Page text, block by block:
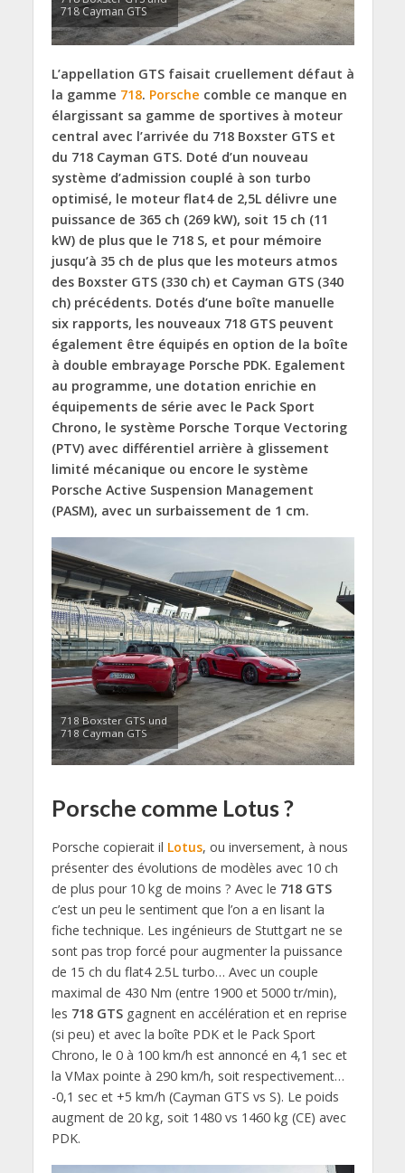
718 Cayman GTS
L’appellation GTS faisait cruellement défaut à
la gamme 718. Porsche comble ce manque en
élargissant sa gamme de sportives à moteur
central avec l’arrivée du 718 Boxster GTS et
du 718 Cayman GTS. Doté d’un nouveau
système d’admission couplé à son turbo
optimisé, le moteur flat4 de 2,5L délivre une
puissance de 365 ch (269 kW), soit 15 ch (11
kW) de plus que le 718 S, et pour mémoire
jusqu’à 35 ch de plus que les moteurs atmos
des Boxster GTS (330 ch) et Cayman GTS (340
ch) précédents. Dotés d’une boîte manuelle
six rapports, les nouveaux 718 GTS peuvent
également être équipés en option de la boîte
à double embrayage Porsche PDK. Egalement
au programme, une dotation enrichie en
équipements de série avec le Pack Sport
Chrono, le système Porsche Torque Vectoring
(PTV) avec différentiel arrière à glissement
limité mécanique ou encore le système
Porsche Active Suspension Management
(PASM), avec un surbaissement de 1 cm.
718 Boxster GTS und
718 Cayman GTS
Porsche comme Lotus ?
Porsche copierait il Lotus, ou inversement, à nous
présenter des évolutions de modèles avec 10 ch
de plus pour 10 kg de moins ? Avec le 718 GTS
c’est un peu le sentiment que l’on a en lisant la
fiche technique. Les ingénieurs de Stuttgart ne se
sont pas trop forcé pour augmenter la puissance
de 15 ch du flat4 2.5L turbo… Avec un couple
maximal de 430 Nm (entre 1900 et 5000 tr/min),
les 718 GTSgagnent en accélération et en reprise
(si peu) et avec la boîte PDK et le Pack Sport
Chrono, le 0 à 100 km/h est annoncé en 4,1 sec et
la VMax pointe à 290 km/h, soit respectivement…
-0,1 sec et +5 km/h (Cayman GTS vs S). Le poids
augment de 20 kg, soit 1480 vs 1460 kg (CE) avec
PDK.